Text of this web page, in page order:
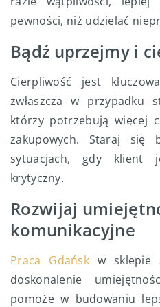
pewności, niż udzielać
Bądź uprzejmy i
Cierpliwość jest
zwłaszcza w przypadku
którzy potrzebują więcej
zakupowych. Staraj się
sytuacjach, gdy klient
krytyczny.
Rozwijaj
komunikacyjne
Praca Gdańsk w sklepie
doskonalenie
pomoże w budowaniu